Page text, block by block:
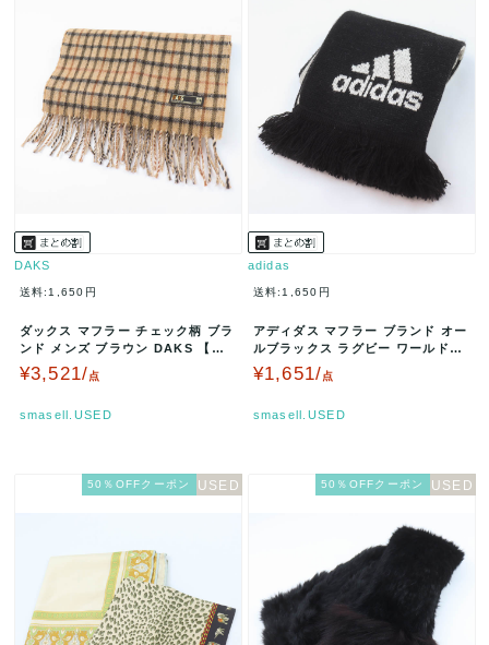
DAKS
送料:1,650円
ダックス マフラー チェック柄 ブラ
ンド メンズ ブラウン DAKS 【中
古】
¥3,521/点
smasell.USED
adidas
送料:1,650円
アディダス マフラー ブランド オー
ルブラックス ラグビー ワールドカ
ップ2007 メンズ ブラック…
¥1,651/点
smasell.USED
50％OFFクーポン 50％OFFクーポン